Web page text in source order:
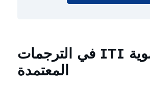
دور عضوية ITI في الترجمات
المعتمدة